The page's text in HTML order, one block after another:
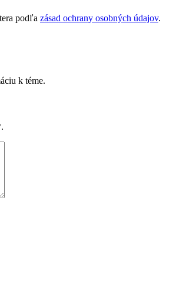
podľa zásad ochrany osobných údajov.
k téme.
.